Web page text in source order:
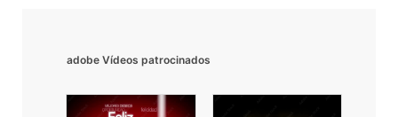
adobe Vídeos patrocinados